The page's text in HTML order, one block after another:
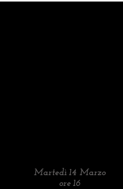
Martedì 14 Marzo
ore 16